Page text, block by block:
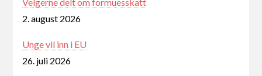
2. august 2026
Unge vil inn i EU
26. juli 2026